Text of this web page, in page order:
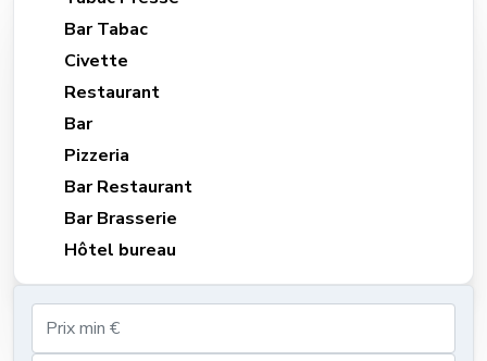
Bar Tabac
Civette
Restaurant
Bar
Pizzeria
Bar Restaurant
Bar Brasserie
Hôtel bureau